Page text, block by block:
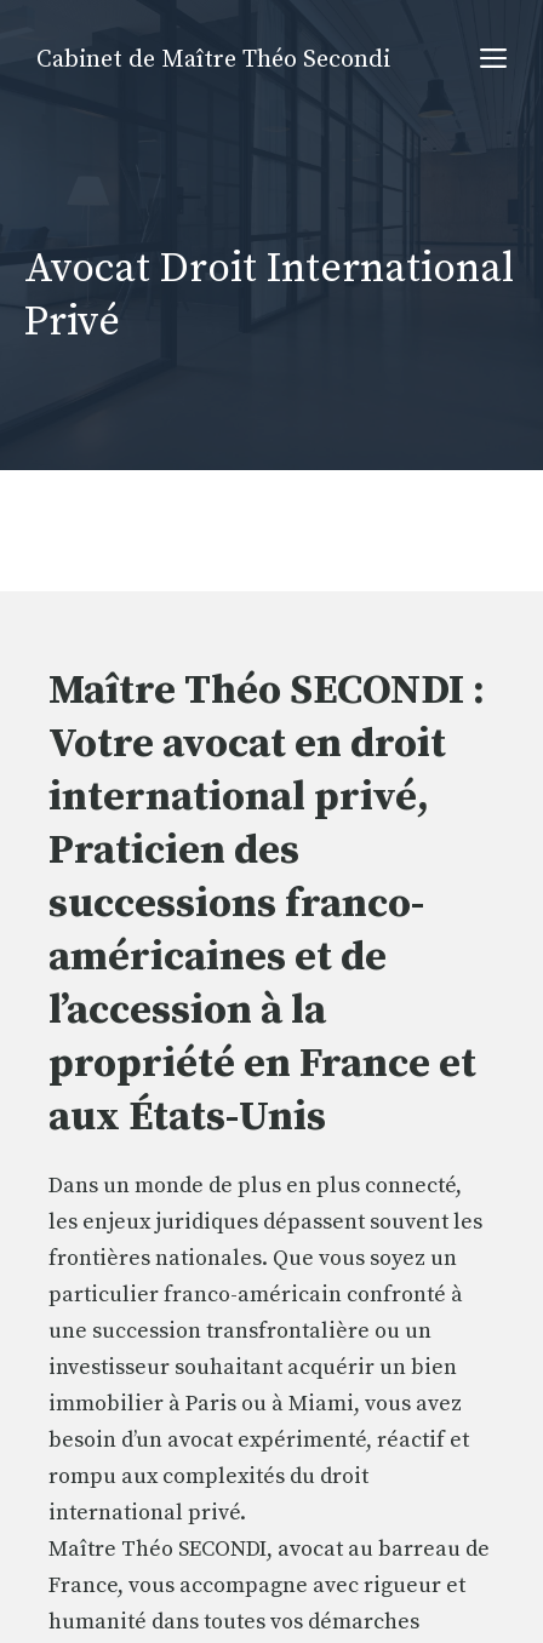
Cabinet de Maître Théo Secondi
Avocat Droit International
Privé
Maître Théo SECONDI :
Votre avocat en droit
international privé,
Praticien des
successions franco-
américaines et de
l’accession à la
propriété en France et
aux États-Unis
Dans un monde de plus en plus connecté,
les enjeux juridiques dépassent souvent les
frontières nationales. Que vous soyez un
particulier franco-américain confronté à
une succession transfrontalière ou un
investisseur souhaitant acquérir un bien
immobilier à Paris ou à Miami, vous avez
besoin d’un avocat expérimenté, réactif et
rompu aux complexités du droit
international privé.
Maître Théo SECONDI, avocat au barreau de
France, vous accompagne avec rigueur et
humanité dans toutes vos démarches